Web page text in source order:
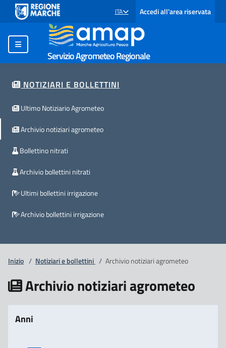
SELEZIONE LINGUA: LINGUA SELEZIONATA
ITA Accedi all'area riservata
Servizio Agrometeo Regionale
NOTIZIARI E BOLLETTINI
Ultimo Notiziario Agrometeo
Archivio notiziari agrometeo
Bollettino nitrati
Archivio bollettini nitrati
Ultimi bollettini irrigazione
Archivio bollettini irrigazione
Inizio / Notiziari e bollettini / Archivio notiziari agrometeo
Archivio notiziari agrometeo
Anni